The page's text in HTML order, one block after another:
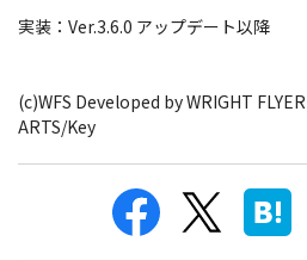
実装：Ver.3.6.0 アップデート以降
(c)WFS Developed by WRIGHT
ARTS/Key